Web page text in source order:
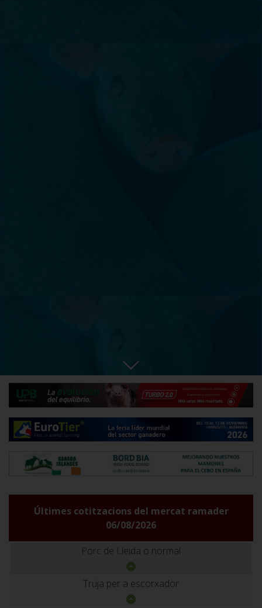
Últimes cotitzacions del mercat ramader
06/08/2026
Porc de Lleida o normal
Truja per a escorxador